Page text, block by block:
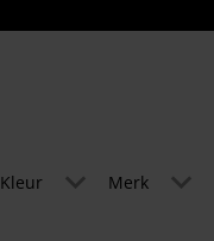
Kleur Merk